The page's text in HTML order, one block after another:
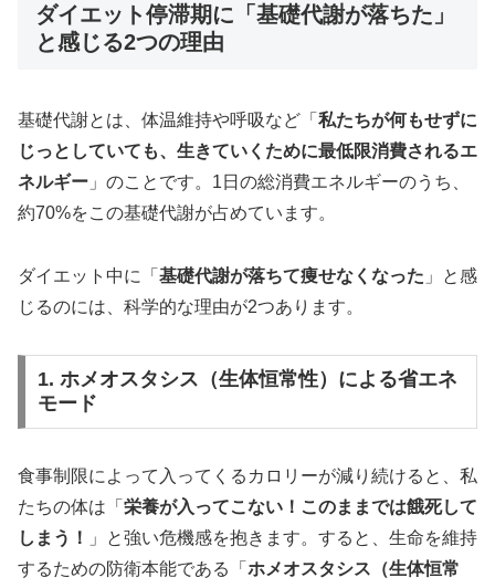
ダイエット停滞期に「基礎代謝が落ちた」
と感じる2つの理由
基礎代謝とは、体温維持や呼吸など「 私たちが何もせずに
じっとしていても、生きていくために最低限消費されるエ
ネルギー 」のことです。1日の総消費エネルギーのうち、
約70%をこの基礎代謝が占めています。
ダイエット中に「 基礎代謝が落ちて痩せなくなった 」と感
じるのには、科学的な理由が2つあります。
1. ホメオスタシス（生体恒常性）による省エネ
モード
食事制限によって入ってくるカロリーが減り続けると、私
たちの体は「 栄養が入ってこない！このままでは餓死して
しまう！
」と強い危機感を抱きます。すると、生命を維持
するための防衛本能である「 ホメオスタシス（生体恒常